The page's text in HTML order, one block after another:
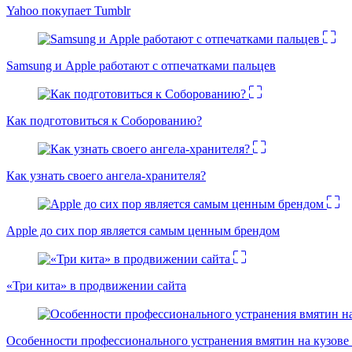
Yahoo покупает Tumblr
Samsung и Apple работают с отпечатками пальцев
Как подготовиться к Соборованию?
Как узнать своего ангела-хранителя?
Apple до сих пор является самым ценным брендом
«Три кита» в продвижении сайта
Особенности профессионального устранения вмятин на кузове